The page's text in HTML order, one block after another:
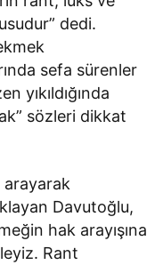
dedi.
sefa sürenler
yıkıldığında
sözleri dikkat
arayarak
Davutoğlu,
hak arayışına
Rant